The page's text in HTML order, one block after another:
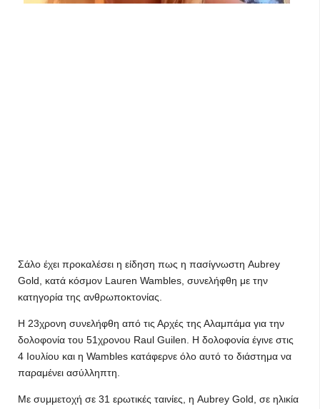
Σάλο έχει προκαλέσει η είδηση πως η πασίγνωστη Aubrey
Gold, κατά κόσμον Lauren Wambles, συνελήφθη με την
κατηγορία της ανθρωποκτονίας.
Η 23χρονη συνελήφθη από τις Αρχές της Αλαμπάμα για την
δολοφονία του 51χρονου Raul Guilen. Η δολοφονία έγινε στις
4 Ιουλίου και η Wambles κατάφερνε όλο αυτό το διάστημα να
παραμένει ασύλληπτη.
Με συμμετοχή σε 31 ερωτικές ταινίες, η Aubrey Gold, σε ηλικία